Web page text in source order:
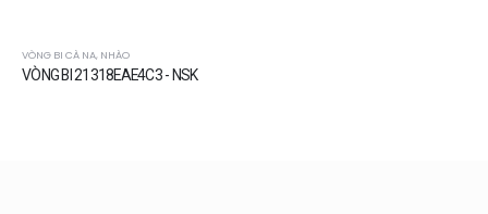
VÒNG BI CÀ NA, NHÀO
VÒNG BI 21318EAE4C3 - NSK